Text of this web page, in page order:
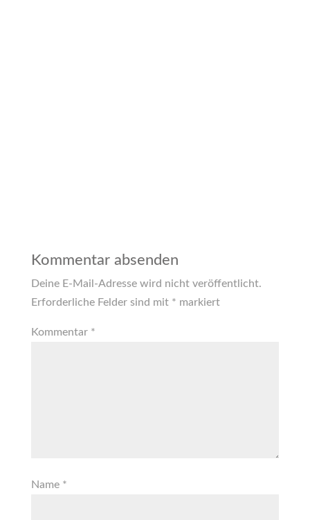
Kommentar absenden
Deine E-Mail-Adresse wird nicht veröffentlicht.
Erforderliche Felder sind mit * markiert
Kommentar *
Name *